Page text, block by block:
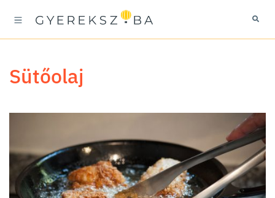
sütőolaj